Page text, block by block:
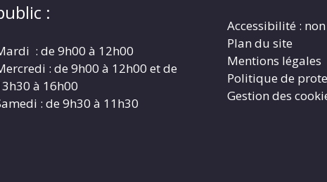
:
: de 9h00 à 12h00
: de 9h00 à 12h00 et de
à 16h00
: de 9h30 à 11h30
Accessibilité :
Plan du site
Mentions légales
Politique de
Gestion des